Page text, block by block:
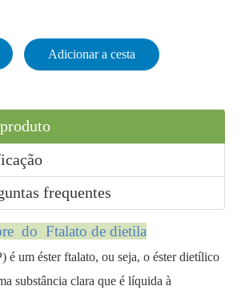
Plastificante de grau industrial aprovado pela FDA Dibutil ftalato
Adicionar a cesta
frequentes
do Ftalato de dietila
é um éster ftalato, ou seja, o éster dietílico
substância clara que é líquida à